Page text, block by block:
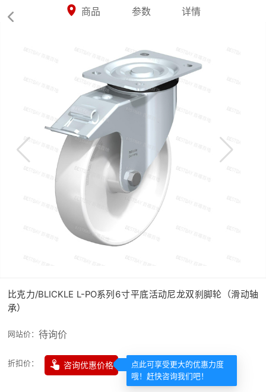

 商品 参数 详情
比克力/BLICKLE L-PO系列6寸平底活动尼龙双刹脚轮（滑动轴
承）
网站价： 待询价
折扣价：  咨询优惠价格
点此可享受更大的优惠力度
哦！赶快咨询我们吧！